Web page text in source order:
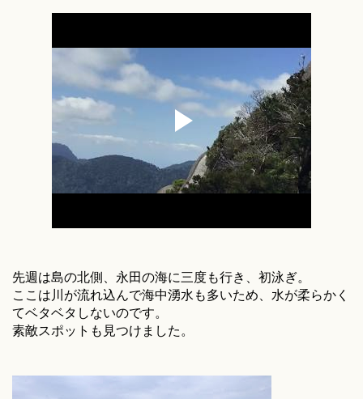
先週は島の北側、永田の海に三度も行き、初泳ぎ。
ここは川が流れ込んで海中湧水も多いため、水が柔らかく
てベタベタしないのです。
素敵スポットも見つけました。